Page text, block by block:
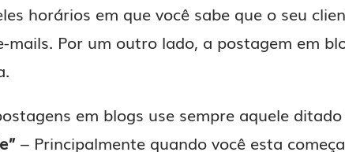
horários em que você sabe que o seu
mails. Por um outro lado, a postagem em
em blogs use sempre aquele ditado
– Principalmente quando você esta